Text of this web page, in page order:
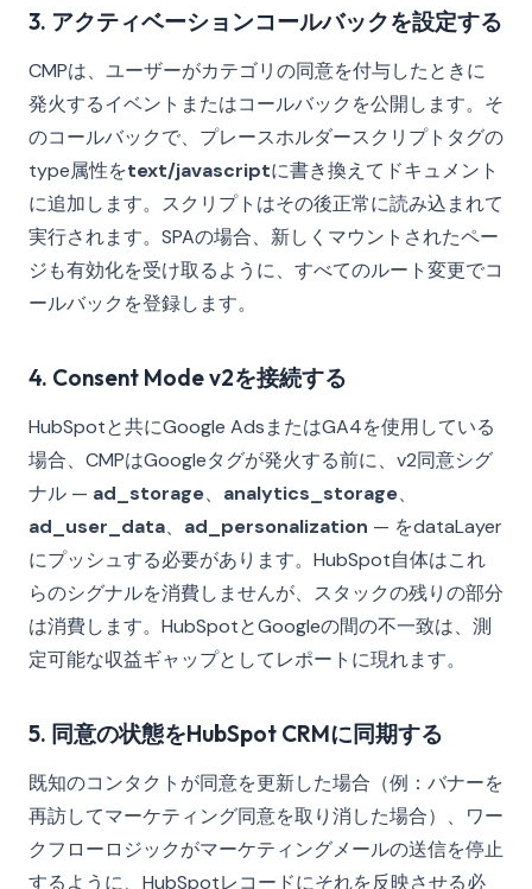
3. アクティベーションコールバックを設定する
CMPは、ユーザーがカテゴリの同意を付与したときに
発火するイベントまたはコールバックを公開します。そ
のコールバックで、プレースホルダースクリプトタグの
type属性をtext/javascriptに書き換えてドキュメント
に追加します。スクリプトはその後正常に読み込まれて
実行されます。SPAの場合、新しくマウントされたペー
ジも有効化を受け取るように、すべてのルート変更でコ
ールバックを登録します。
4. Consent Mode v2を接続する
HubSpotと共にGoogle AdsまたはGA4を使用している
場合、CMPはGoogleタグが発火する前に、v2同意シグ
ナル — ad_storage、 analytics_storage、
ad_user_data、 ad_personalization — をdataLayer
にプッシュする必要があります。HubSpot自体はこれ
らのシグナルを消費しませんが、スタックの残りの部分
は消費します。HubSpotとGoogleの間の不一致は、測
定可能な収益ギャップとしてレポートに現れます。
5. 同意の状態をHubSpot CRMに同期する
既知のコンタクトが同意を更新した場合（例：バナーを
再訪してマーケティング同意を取り消した場合）、ワー
クフローロジックがマーケティングメールの送信を停止
するように、HubSpotレコードにそれを反映させる必